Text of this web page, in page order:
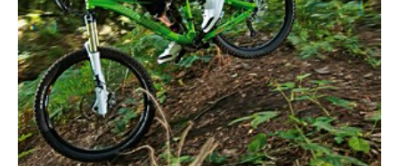
Actualités
Technologies
Tests de produits
Conseils
Tendances
Tous nos articles
À propos